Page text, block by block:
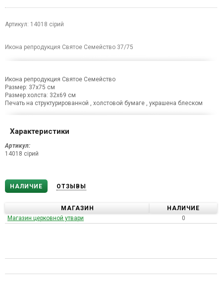
Артикул: 14018 сірий
Икона репродукция Святое Семейство 37/75
Икона репродукция Святое Семейство
Размер: 37х75 см
Размер холста: 32х69 см
Печать на структурированной , холстовой бумаге , украшена блеском
Характеристики
Артикул:
14018 сірий
НАЛИЧИЕ ОТЗЫВЫ
МАГАЗИН
НАЛИЧИЕ
Магазин церковной утвари
0